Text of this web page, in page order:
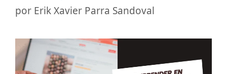
por Erik Xavier Parra Sandoval